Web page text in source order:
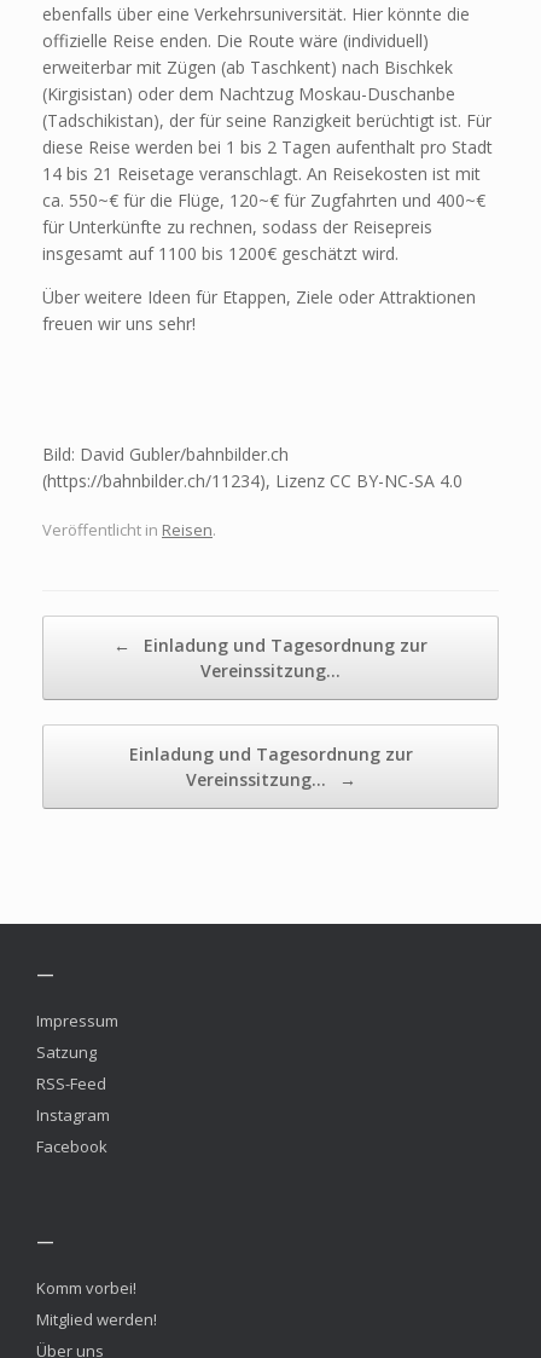
ebenfalls über eine Verkehrsuniversität. Hier könnte die
offizielle Reise enden. Die Route wäre (individuell)
erweiterbar mit Zügen (ab Taschkent) nach Bischkek
(Kirgisistan) oder dem Nachtzug Moskau-Duschanbe
(Tadschikistan), der für seine Ranzigkeit berüchtigt ist. Für
diese Reise werden bei 1 bis 2 Tagen aufenthalt pro Stadt
14 bis 21 Reisetage veranschlagt. An Reisekosten ist mit
ca. 550~€ für die Flüge, 120~€ für Zugfahrten und 400~€
für Unterkünfte zu rechnen, sodass der Reisepreis
insgesamt auf 1100 bis 1200€ geschätzt wird.
Über weitere Ideen für Etappen, Ziele oder Attraktionen
freuen wir uns sehr!
Bild: David Gubler/bahnbilder.ch
(https://bahnbilder.ch/11234), Lizenz CC BY-NC-SA 4.0
Veröffentlicht in Reisen.
←
Einladung und Tagesordnung zur
Vereinssitzung…
Einladung und Tagesordnung zur
Vereinssitzung…
→
—
Impressum
Satzung
RSS-Feed
Instagram
Facebook
—
Komm vorbei!
Mitglied werden!
Über uns